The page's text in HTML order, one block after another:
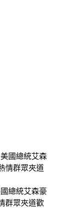
總統艾森豪
群眾夾道歡